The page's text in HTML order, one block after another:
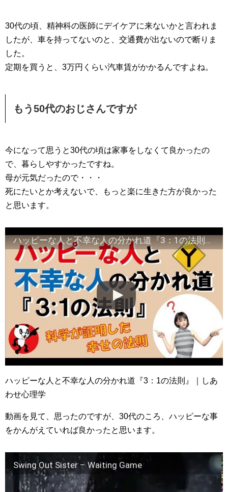
30代の頃、精神科の医師にデイケアに来ないかと言われま
したが、車を持ってないのと、交通費が出ないので断りま
した。
定期を買うと、3万円くらい汽車賃がかかるんですよね。
もう50代のおじさんですが
今になって思うと30代の頃は家事をしなくて良かったの
で、暮らしやすかったですね。
母が元気だったので・・・
死にたいとか考えないで、もっと楽に生きた方が良かった
と思います。
ハッピーな人と不幸な人の分かれ道『3：1の法則』｜しあわせ心理学
ハッピーな人と不幸な人の分かれ道『3：1の法則』｜しあ
わせ心理学
動画を見て、思ったのですが、30代のころ、ハッピーな事
をかんがえていれば良かったと思います。
Swing Out Sister – Waiting Game